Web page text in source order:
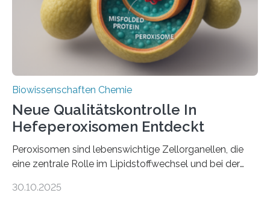
Biowissenschaften Chemie
Neue Qualitätskontrolle In
Hefeperoxisomen Entdeckt
Peroxisomen sind lebenswichtige Zellorganellen, die
eine zentrale Rolle im Lipidstoffwechsel und bei der
erfüllen können, müssen zahlreiche Enzyme präzise in
30.10.2025